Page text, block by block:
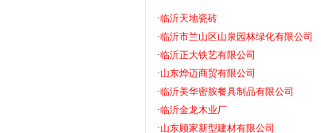
·临沂天地瓷砖
·临沂市兰山区山泉园林绿化有限公司
·临沂正大铁艺有限公司
·山东烨迈商贸有限公司
·临沂美华密胺餐具制品有限公司
·临沂金龙木业厂
·山东顾家新型建材有限公司